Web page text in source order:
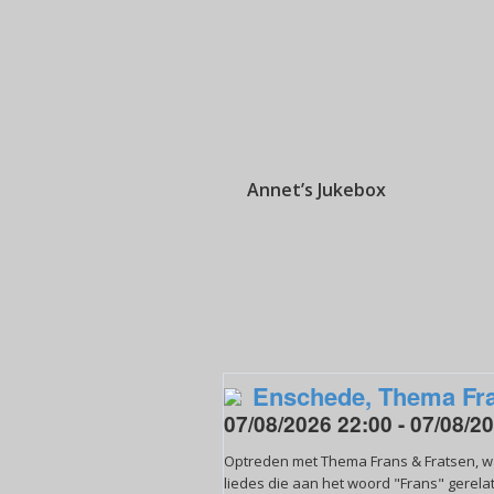
Annet’s Jukebox
Enschede, Thema
07/08/2026 22:00 - 07/08/
Optreden met Thema Frans & Fratsen,
liedes die aan het woord "Frans"